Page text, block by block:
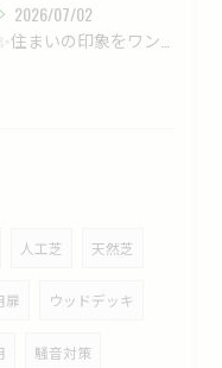
2026/07/02
✨住まいの印象をワンランクアップする、洗練されたカーポート✨
人工芝 天然芝
扉 ウッドデッキ
騒音対策